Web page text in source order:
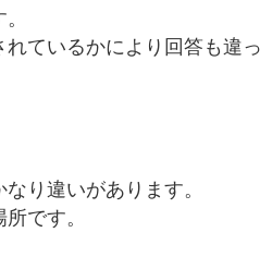
ているかにより回答も違っ
り違いがあります。
です。